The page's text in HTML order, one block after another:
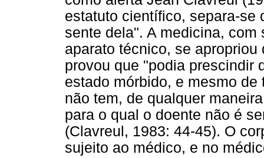
estatuto científico, separa-se
sente dela". A medicina,
aparato técnico, se
provou que "podia prescindir
estado mórbido, e mesmo
não tem, de qualquer
para o qual o doente não é
(Clavreul, 1983: 44-45). O
sujeito ao médico, e no